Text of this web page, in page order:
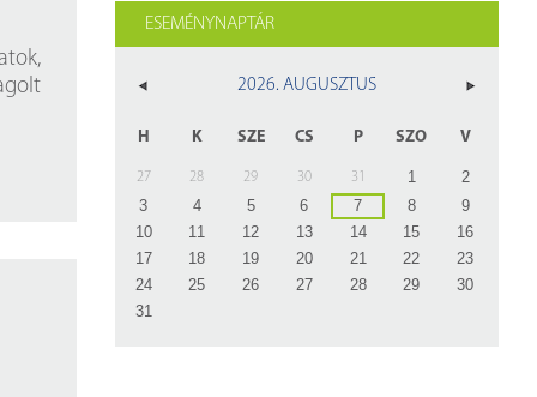
ESEMÉNYNAPTÁR
2026. AUGUSZTUS
H K SZE CS P SZO V
27 28 29 30 31 1
2
3
4 5 6 7 8
9
10
11 12 13 14 15
16
17
18 19 20 21 22
23
24
25 26 27 28 29
30
31